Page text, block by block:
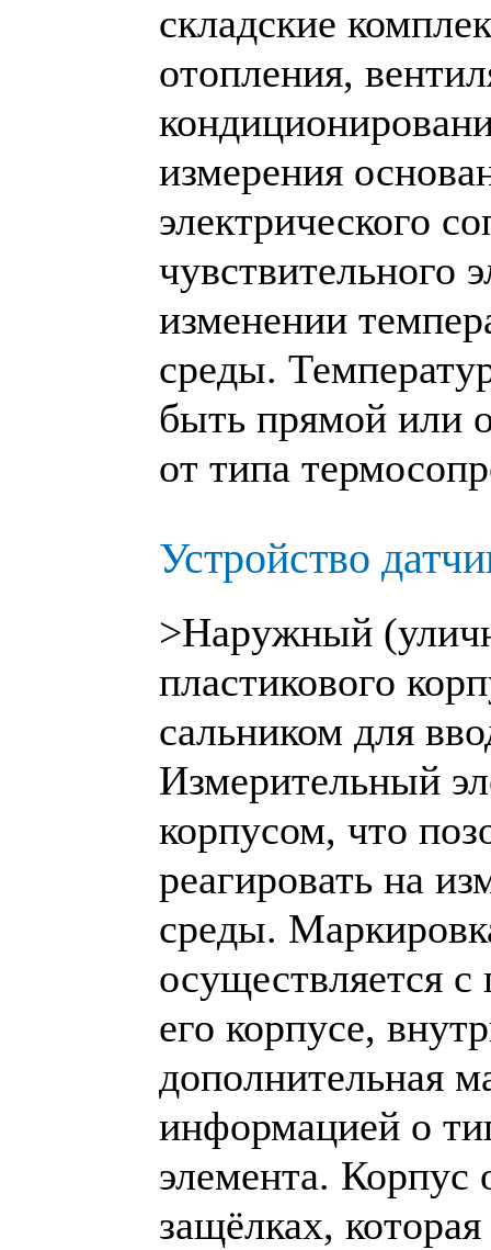
складские
отопления,
измерения
электрического
чувствительного
изменении
среды.
быть прямой или
от типа
Устройство
>Наружный
пластикового
сальником для
Измерительный
корпусом, что
реагировать на
среды.
осуществляется
его корпусе,
дополнительная
информацией о
элемента.
защёлках,